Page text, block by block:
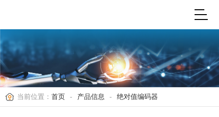
当前位置： 首页 - 产品信息 - 绝对值编码器